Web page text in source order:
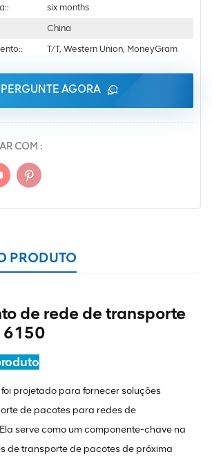
six months
China
T/T, Western Union, MoneyGram
PERGUNTE AGORA
COM :
PRODUTO
de rede de transporte
6150
foi projetado para fornecer soluções
de pacotes para redes de
serve como um componente-chave na
de transporte de pacotes de próxima